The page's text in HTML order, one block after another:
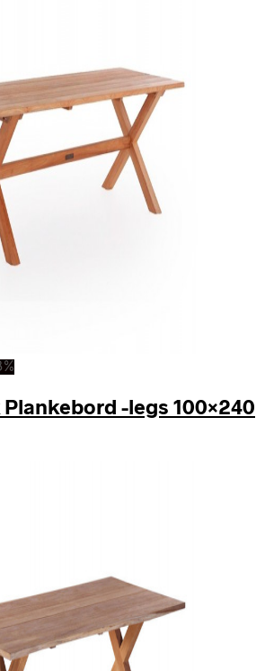
Plankebord -legs 100×240